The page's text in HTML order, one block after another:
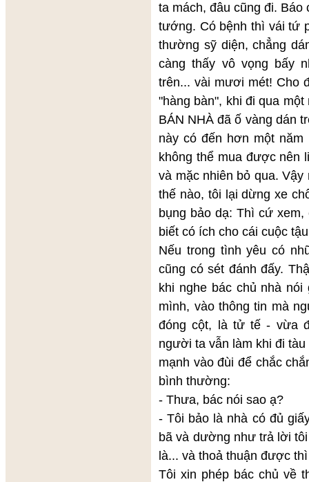
ta mách, đâu cũng đi.
tướng. Có bệnh thì vái tứ
thường sỹ diện, chẳng
càng thấy vô vọng bấy
trên... vài mươi mét! Cho
"hàng bàn", khi đi qua
BÁN NHÀ đã ố vàng dán
này có đến hơn một
không thể mua được nên
và mặc nhiên bỏ qua.
thế nào, tôi lại dừng xe
bụng bảo dạ: Thì cứ
biết có ích cho cái cuộc
Nếu trong tình yêu có
cũng có sét đánh đấy.
khi nghe bác chủ nhà
mình, vào thông tin mà
đóng cột, là tử tế - vừa
người ta vẫn làm khi đi
mạnh vào đùi để chắc
bình thường:
- Thưa, bác nói sao ạ?
- Tôi bảo là nhà có đủ
bã và dường như trả lời
là... và thoả thuận được
Tôi xin phép bác chủ về